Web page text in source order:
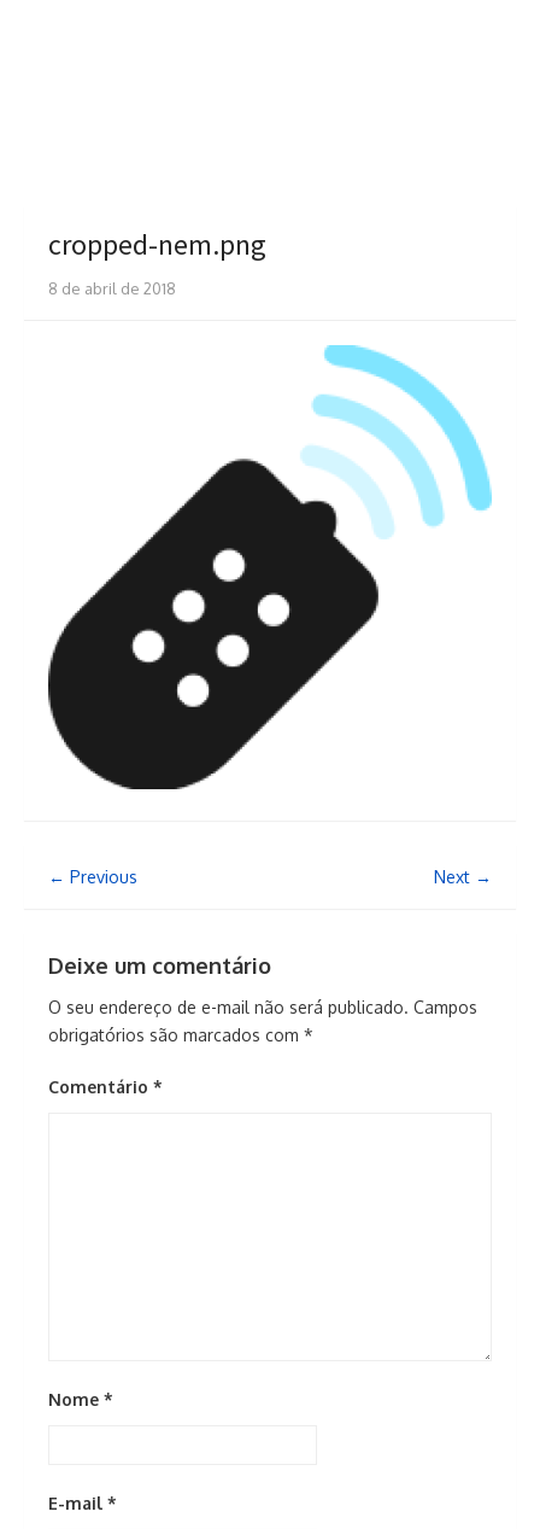
cropped-nem.png
8 de abril de 2018
← Previous Next →
Deixe um comentário
O seu endereço de e-mail não será publicado. Campos
obrigatórios são marcados com *
Comentário *
Nome *
E-mail *